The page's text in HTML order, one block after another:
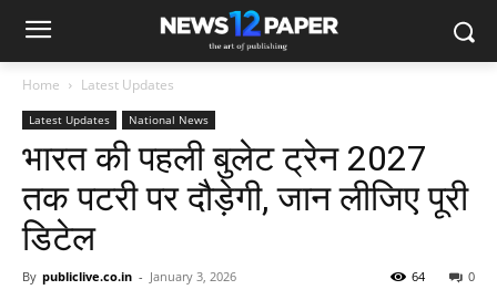
Home Latest Updates
Latest Updates National News
भारत की पहली बुलेट ट्रेन 2027
तक पटरी पर दौड़ेगी, जान लीजिए पूरी
डिटेल
By publiclive.co.in - January 3, 2026 0
64